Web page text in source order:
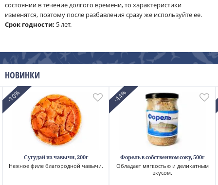
состоянии в течение долгого времени, то характеристики
изменятся, поэтому после разбавления сразу же используйте ее.
Срок годности: 5 лет.
НОВИНКИ
-10%
Сугудай из чавычи, 200г
Нежное филе благородной чавычи.
-44%
Форель в собственном соку, 500г
Обладает мягкостью и деликатным
вкусом.